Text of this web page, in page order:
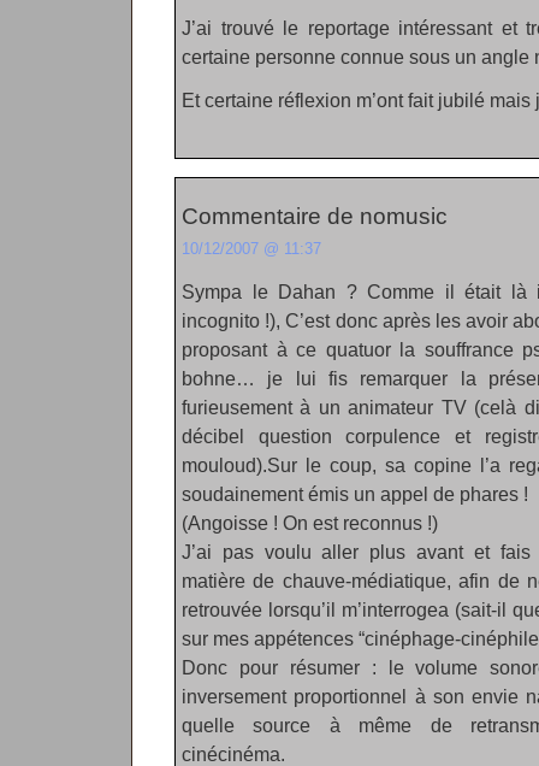
J’ai trouvé le reportage intéressant et
certaine personne connue sous un angle
Et certaine réflexion m’ont fait jubilé
Commentaire de nomusic
10/12/2007 @ 11:37
Sympa le Dahan ? Comme il était là
incognito !), C’est donc après les avoir
proposant à ce quatuor la souffrance
bohne… je lui fis remarquer la
furieusement à un animateur TV (celà
décibel question corpulence et
mouloud).Sur le coup, sa copine l’a
soudainement émis un appel de phares !
(Angoisse ! On est reconnus !)
J’ai pas voulu aller plus avant et fais
matière de chauve-médiatique, afin de
retrouvée lorsqu’il m’interrogea (sait-il
sur mes appétences “cinéphage-
Donc pour résumer : le volume
inversement proportionnel à son envie
quelle source à même de
cinécinéma.